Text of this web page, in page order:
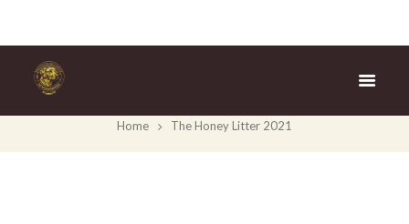
Home The Honey Litter 2021